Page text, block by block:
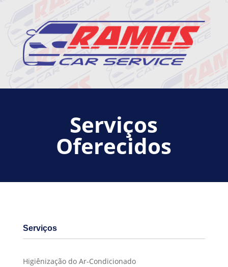
Serviços
Oferecidos
Serviços
Higiênização do Ar-Condicionado